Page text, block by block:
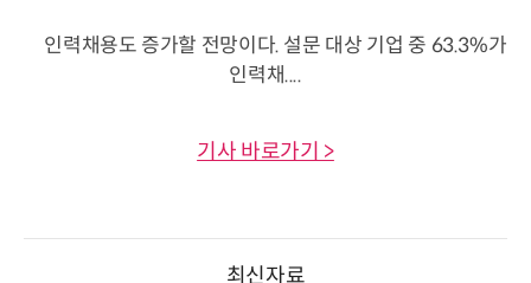
인력채용도 증가할 전망이다. 설문 대상 기업 중 63.3%가
인력채....
기사 바로가기 >
최신자료